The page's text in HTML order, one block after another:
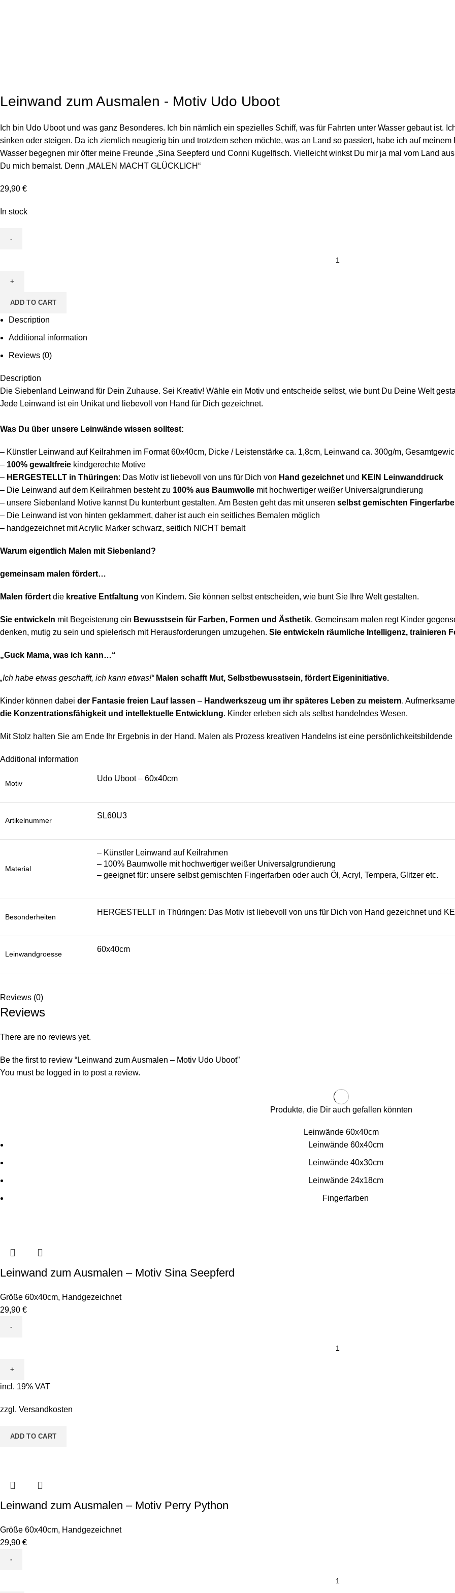
Leinwand zum Ausmalen - Motiv Udo Uboot
Ich bin Udo Uboot und was ganz Besonderes. Ich bin nämlich ein spezielles Schiff, was für Fahrten unter Wasser gebaut ist.
sinken oder steigen. Da ich ziemlich neugierig bin und trotzdem sehen möchte, was an Land so passiert, habe ich auf
Wasser begegnen mir öfter meine Freunde „Sina Seepferd und Conni Kugelfisch. Vielleicht winkst Du mir ja mal vom Land
Du mich bemalst. Denn „MALEN MACHT GLÜCKLICH“
29,90 €
In stock
Ausmalen
Motiv
Udo
ADD TO CART
Description
Additional information
Reviews (0)
Description
Die Siebenland Leinwand für Dein Zuhause. Sei Kreativ! Wähle ein Motiv und entscheide selbst, wie bunt Du Deine Welt
Jede Leinwand ist ein Unikat und liebevoll von Hand für Dich gezeichnet.
Was Du über unsere Leinwände wissen solltest:
– Künstler Leinwand auf Keilrahmen im Format 60x40cm, Dicke / Leistenstärke ca. 1,8cm, Leinwand ca. 300g/m,
– 100% gewaltfreie kindgerechte Motive
– HERGESTELLT in Thüringen: Das Motiv ist liebevoll von uns für Dich von Hand gezeichnet und KEIN Leinwanddruck
– Die Leinwand auf dem Keilrahmen bestehtzu 100% aus Baumwolle mit hochwertiger weißer Universalgrundierung
– unsere Siebenland Motive kannst Du kunterbunt gestalten. Am Besten geht das mit unseren selbst gemischten
– Die Leinwand ist von hinten geklammert, daher ist auch ein seitliches Bemalen möglich
– handgezeichnet mit Acrylic Marker schwarz, seitlich NICHT bemalt
Warum eigentlich Malen mit Siebenland?
gemeinsam malen fördert…
Malen fördert die kreative Entfaltung von Kindern. Sie können selbst entscheiden, wie bunt Sie Ihre Welt gestalten.
Sie entwickeln mit Begeisterung ein Bewusstsein für Farben, Formen und Ästhetik. Gemeinsam malen regt Kinder
denken, mutig zu sein und spielerisch mit Herausforderungen umzugehen. Sie entwickeln räumliche Intelligenz, trainieren
„Guck Mama, was ich kann…“
„Ich habe etwas geschafft, ich kann etwas!“ Malen schafft Mut, Selbstbewusstsein, fördert Eigeninitiative.
Kinder können dabei der Fantasie freien Lauf lassen – Handwerkszeug um ihr späteres Leben zu meistern.
die Konzentrationsfähigkeit und intellektuelle Entwicklung. Kinder erleben sich als selbst handelndes Wesen.
Mit Stolz halten Sie am Ende Ihr Ergebnis in der Hand. Malen als Prozess kreativen Handelns ist eine
Additional information
Motiv
Udo Uboot – 60x40cm
Artikelnummer
SL60U3
Material
– Künstler Leinwand auf Keilrahmen
– 100% Baumwolle mit hochwertiger weißer Universalgrundierung
– geeignet für: unsere selbst gemischten Fingerfarben oder auch Öl, Acryl, Tempera, Glitzer etc.
Besonderheiten
HERGESTELLT in Thüringen: Das Motiv ist liebevoll von uns für Dich von Hand gezeichnet und
Leinwandgroesse
60x40cm
Reviews (0)
Reviews
There are no reviews yet.
Be the first to review “Leinwand zum Ausmalen – Motiv Udo Uboot”
You must be logged in to post a review.
Produkte, die Dir auch gefallen könnten
Leinwände 60x40cm
Leinwände 60x40cm
Leinwände 40x30cm
Leinwände 24x18cm
Fingerfarben
Leinwand zum Ausmalen – Motiv Sina Seepferd
Größe 60x40cm, Handgezeichnet
29,90 €
Ausmalen
-
Sina
quantity
incl. 19% VAT
zzgl. Versandkosten
ADD TO CART
Leinwand zum Ausmalen – Motiv Perry Python
Größe 60x40cm, Handgezeichnet
29,90 €